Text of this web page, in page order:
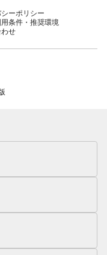
ーポリシー
条件・推奨環境
せ